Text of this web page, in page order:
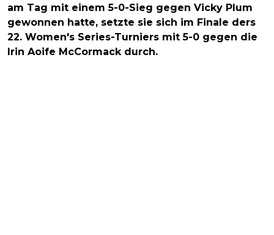
am Tag mit einem 5-0-Sieg gegen Vicky Plum
gewonnen hatte, setzte sie sich im Finale ders
22. Women's Series-Turniers mit 5-0 gegen die
Irin Aoife McCormack durch.